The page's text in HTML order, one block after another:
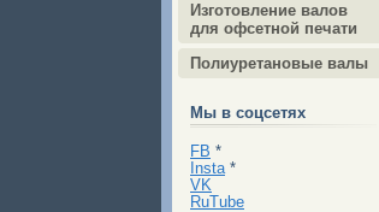
Изготовление валов
для офсетной печати
Полиуретановые валы
Мы в соцсетях
FB *
Insta *
VK
RuTube